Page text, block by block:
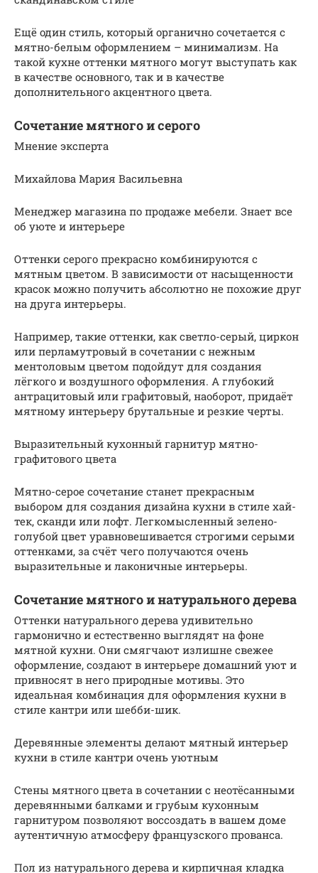
Ещё один стиль, который органично сочетается с
мятно-белым оформлением – минимализм. На
такой кухне оттенки мятного могут выступать как
в качестве основного, так и в качестве
дополнительного акцентного цвета.
Сочетание мятного и серого
Мнение эксперта
Михайлова Мария Васильевна
Менеджер магазина по продаже мебели. Знает все
об уюте и интерьере
Оттенки серого прекрасно комбинируются с
мятным цветом. В зависимости от насыщенности
красок можно получить абсолютно не похожие друг
на друга интерьеры.
Например, такие оттенки, как светло-серый, циркон
или перламутровый в сочетании с нежным
ментоловым цветом подойдут для создания
лёгкого и воздушного оформления. А глубокий
антрацитовый или графитовый, наоборот, придаёт
мятному интерьеру брутальные и резкие черты.
Выразительный кухонный гарнитур мятно-
графитового цвета
Мятно-серое сочетание станет прекрасным
выбором для создания дизайна кухни в стиле хай-
тек, сканди или лофт. Легкомысленный зелено-
голубой цвет уравновешивается строгими серыми
оттенками, за счёт чего получаются очень
выразительные и лаконичные интерьеры.
Сочетание мятного и натурального дерева
Оттенки натурального дерева удивительно
гармонично и естественно выглядят на фоне
мятной кухни. Они смягчают излишне свежее
оформление, создают в интерьере домашний уют и
привносят в него природные мотивы. Это
идеальная комбинация для оформления кухни в
стиле кантри или шебби-шик.
Деревянные элементы делают мятный интерьер
кухни в стиле кантри очень уютным
Стены мятного цвета в сочетании с неотёсанными
деревянными балками и грубым кухонным
гарнитуром позволяют воссоздать в вашем доме
аутентичную атмосферу французского прованса.
Пол из натурального дерева и кирпичная кладка